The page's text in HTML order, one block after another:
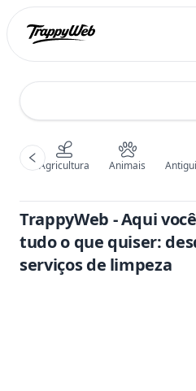
Agricultura Animais
TrappyWeb - Aqui
tudo o que quiser:
serviços de limpeza